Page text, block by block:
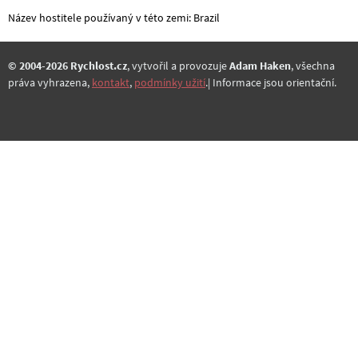
Název hostitele používaný v této zemi: Brazil
© 2004-2026 Rychlost.cz, vytvořil a provozujeAdam Haken, všechna
práva vyhrazena, kontakt, podmínky užití.| Informace jsou orientační.